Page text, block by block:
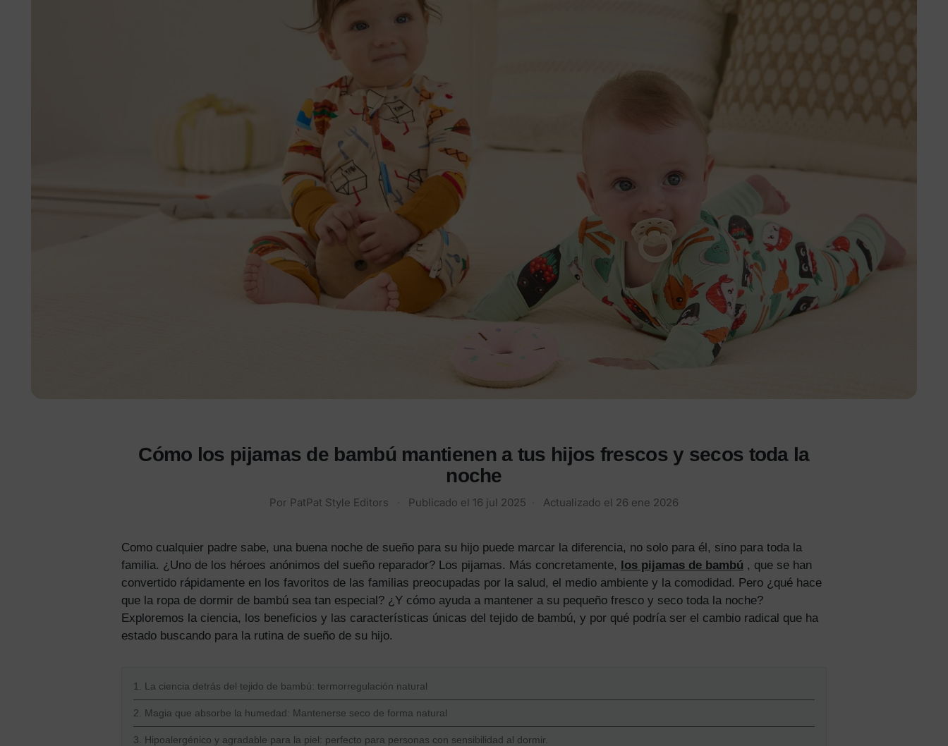
Cómo los pijamas de bambú mantienen a tus hijos frescos y secos toda la
noche
Por PatPat Style Editors Publicado el 16 jul 2025 Actualizado el 26 ene 2026
Como cualquier padre sabe, una buena noche de sueño para su hijo puede marcar la diferencia, no solo para él, sino para toda la
familia. ¿Uno de los héroes anónimos del sueño reparador? Los pijamas. Más concretamente, los pijamas de bambú , que se han
convertido rápidamente en los favoritos de las familias preocupadas por la salud, el medio ambiente y la comodidad. Pero ¿qué hace
que la ropa de dormir de bambú sea tan especial? ¿Y cómo ayuda a mantener a su pequeño fresco y seco toda la noche?
Exploremos la ciencia, los beneficios y las características únicas del tejido de bambú, y por qué podría ser el cambio radical que ha
estado buscando para la rutina de sueño de su hijo.
1. La ciencia detrás del tejido de bambú: termorregulación natural
2. Magia que absorbe la humedad: Mantenerse seco de forma natural
3. Hipoalergénico y agradable para la piel: perfecto para personas con sensibilidad al dormir.